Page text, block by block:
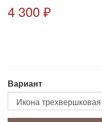
4 300 ₽
Вариант